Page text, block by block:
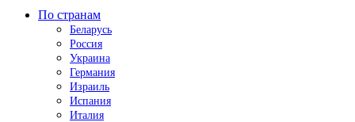
По странам
Беларусь
Россия
Украина
Германия
Израиль
Испания
Италия